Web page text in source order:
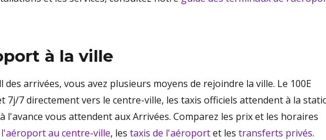
à la ville
arrivées, vous avez plusieurs moyens de rejoindre la ville. Le 100E
7j/7 directement vers le centre-ville, les taxis officiels attendent à la
l'avance vous attendent aux Arrivées. Comparez les prix et les horaires
au centre-ville, les taxis de l'aéroportet les transferts privés.